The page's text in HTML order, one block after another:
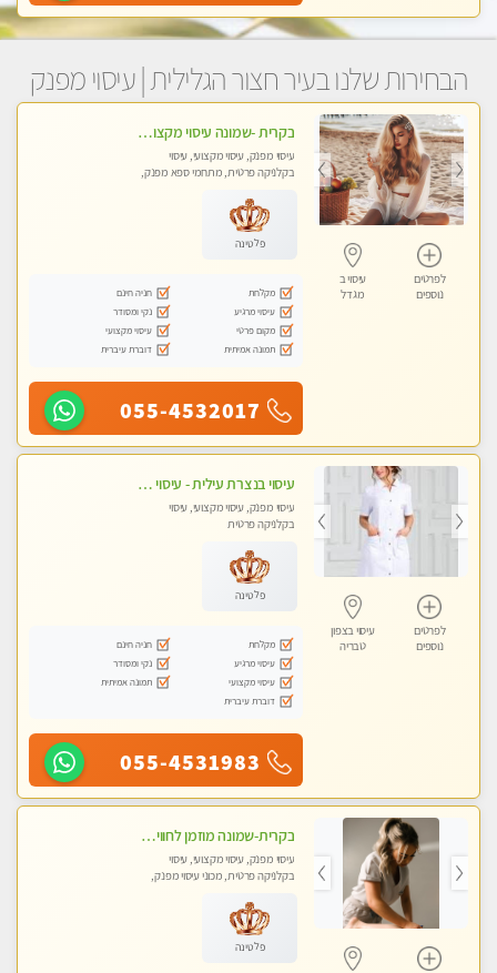
הבחירות שלנו בעיר חצור הגלילית | עיסוי מפנק
לפרטים
נוספים
עיסוי ב
מגדל
בקרית -שמונה עיסוי מקצועי מפנק עיסוי עם אבנים חמות. מעסה עם תעודות. טיפול מרגיע ומפנק באווירה נעימה ושקטה
עיסוי מפנק, עיסוי מקצועי, עיסוי
בקלניקה פרטית, מתחמי ספא מפנק,
פלטינה
מקלחת
חניה חינם
עיסוי מרגיע
נקי ומסודר
מקום פרטי
עיסוי מקצועי
תמונה אמיתית
דוברת עיברית
055-4532017
לפרטים
נוספים
עיסוי בצפון
טבריה
עיסוי בנצרת עילית - עיסוי מפנק מרגיע ושקט במקום מדהים עיסוי מושקע מאוד
עיסוי מפנק, עיסוי מקצועי, עיסוי
בקלניקה פרטית
פלטינה
מקלחת
חניה חינם
עיסוי מרגיע
נקי ומסודר
עיסוי מקצועי
תמונה אמיתית
דוברת עיברית
055-4531983
בקרית-שמונה מוזמן לחוויה בלתי נשכחת מעסה איכותית מקצועית ומפנקת- ללא מין !!
עיסוי מפנק, עיסוי מקצועי, עיסוי
בקלניקה פרטית, מכוני עיסוי מפנק,
פלטינה